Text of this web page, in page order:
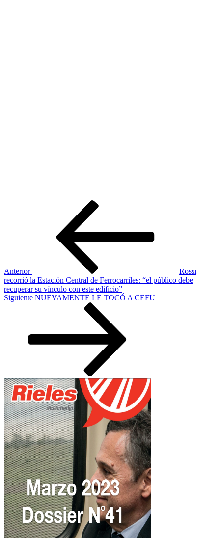
Anterior
Rossi
recorrió la Estación Central de Ferrocarriles: “el público debe
recuperar su vínculo con este edificio”
Siguiente
Siguiente NUEVAMENTE LE TOCÓ A CEFU